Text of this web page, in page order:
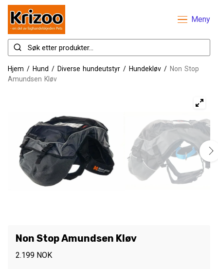
Meny
Hjem / Hund / Diverse hundeutstyr / Hundekløv / Non Stop
Amundsen Kløv
Non Stop Amundsen Kløv
2.199 NOK